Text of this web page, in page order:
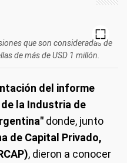
que son consideradas de
de más de USD 1 millón.
del informe
la Industria de
donde, junto
de Capital Privado,
, dieron a conocer